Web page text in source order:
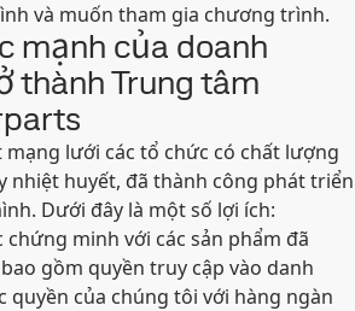
và muốn tham gia chương trình.
mạnh của doanh
thành Trung tâm
mạng lưới các tổ chức có chất lượng
nhiệt huyết, đã thành công phát triển
Dưới đây là một số lợi ích:
chứng minh với các sản phẩm đã
gồm quyền truy cập vào danh
quyền của chúng tôi với hàng ngàn